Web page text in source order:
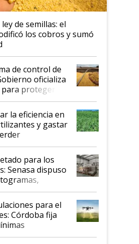
de semillas: el
los cobros y sumó
de control de
oficializa
proteger la
la eficiencia en
y gastar
en la campaña
para los
Senasa dispuso
e
para el
Córdoba fija